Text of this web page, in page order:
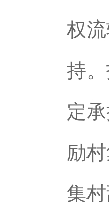
权
持
定
励
集